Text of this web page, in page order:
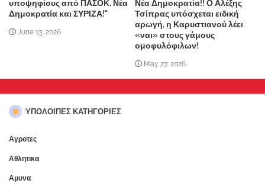
υποψηφίους από ΠΑΣΟΚ, Νέα
Δημοκρατία και ΣΥΡΙΖΑ!"
June 13, 2026
Νέα Δημοκρατία!! Ο Αλέξης
Τσίπρας υπόσχεται ειδική
αρωγή, η Καρυστιανού λέει
«ναι» στους γάμους
ομοφυλόφιλων!
May 27, 2026
ΥΠΌΛΟΙΠΕΣ ΚΑΤΗΓΟΡΊΕΣ
Αγροτες
Αθλητικα
Αμυνα